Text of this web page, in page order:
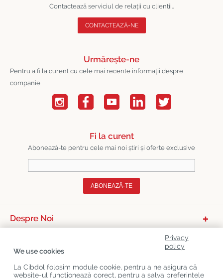
Contactează serviciul de relații cu clienții..
CONTACTEAZĂ-NE
Urmărește-ne
Pentru a fi la curent cu cele mai recente informații despre
companie
Fi la curent
Abonează-te pentru cele mai noi știri și oferte exclusive
ABONEAZĂ-TE
Despre Noi
Serviciu Relații Cu Clienții
Ultimele Postări Pe Blog
Privacy
policy
We use cookies
La Cibdol folosim module cookie, pentru a ne asigura că
website-ul funcționează corect, pentru a salva preferințele